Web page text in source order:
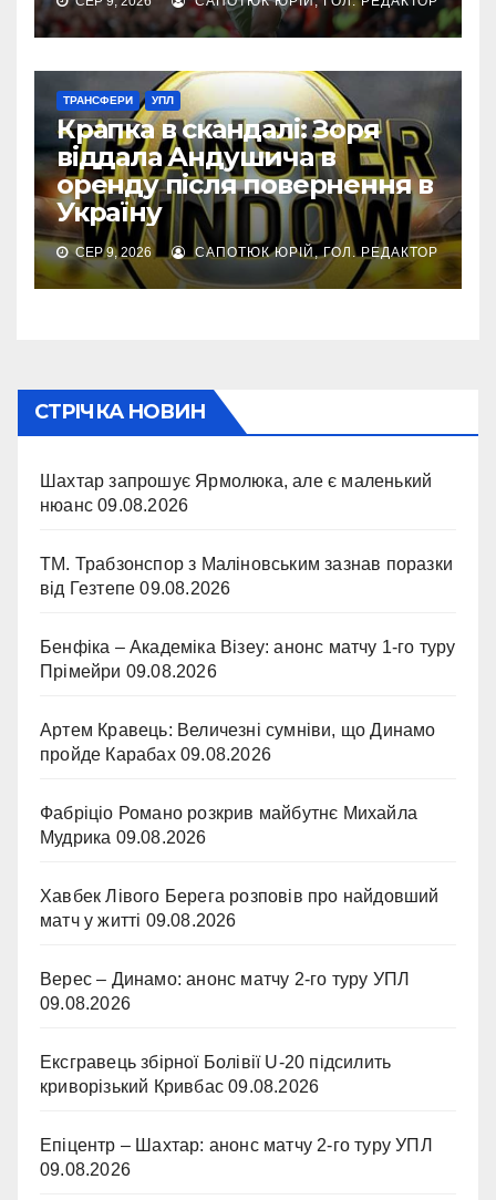
ТРАНСФЕРИ УПЛ
Крапка в скандалі: Зоря
віддала Андушича в
оренду після повернення в
Україну
СЕР 9, 2026 САПОТЮК ЮРІЙ, ГОЛ. РЕДАКТОР
СТРІЧКА НОВИН
Шахтар запрошує Ярмолюка, але є маленький
нюанс 09.08.2026
ТМ. Трабзонспор з Маліновським зазнав поразки
від Гезтепе 09.08.2026
Бенфіка – Академіка Візеу: анонс матчу 1-го туру
Прімейри 09.08.2026
Артем Кравець: Величезні сумніви, що Динамо
пройде Карабах 09.08.2026
Фабріціо Романо розкрив майбутнє Михайла
Мудрика 09.08.2026
Хавбек Лівого Берега розповів про найдовший
матч у житті 09.08.2026
Верес – Динамо: анонс матчу 2-го туру УПЛ
09.08.2026
Ексгравець збірної Болівії U-20 підсилить
криворізький Кривбас 09.08.2026
Епіцентр – Шахтар: анонс матчу 2-го туру УПЛ
09.08.2026